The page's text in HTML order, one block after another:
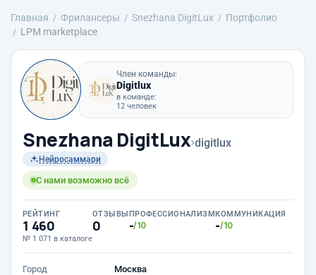
Главная Фрилансеры Snezhana DigitLux
Портфолио
LPM marketplace
Член команды:
Digitlux
в команде:
12 человек
Snezhana DigitLux›digitlux
Нейросаммари
С нами возможно всё
РЕЙТИНГ
1 460
№ 1 071 в каталоге
ОТЗЫВЫ
0
ПРОФЕССИОНАЛИЗМ
-/10
КОММУНИКАЦИЯ
-/10
Город
Москва